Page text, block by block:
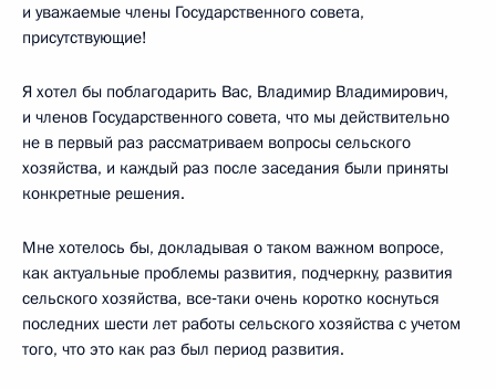
и уважаемые члены Государственного совета,
присутствующие!
Я хотел бы поблагодарить Вас, Владимир Владимирович,
и членов Государственного совета, что мы действительно
не в первый раз рассматриваем вопросы сельского
хозяйства, и каждый раз после заседания были приняты
конкретные решения.
Мне хотелось бы, докладывая о таком важном вопросе,
как актуальные проблемы развития, подчеркну, развития
сельского хозяйства, все‑таки очень коротко коснуться
последних шести лет работы сельского хозяйства с учетом
того, что это как раз был период развития.